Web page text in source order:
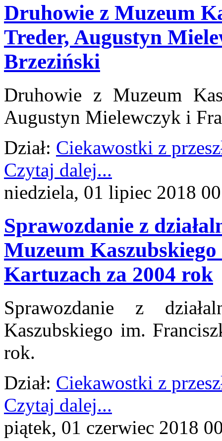
Druhowie z Muzeum
Treder, Augustyn
Brzeziński
Druhowie z Muzeum
Augustyn Mielewczyk i
Dział: Ciekawostki z
Czytaj dalej...
niedziela, 01 lipiec 2018
Sprawozdanie z
Muzeum
Kartuzach za 2004 rok
Sprawozdanie z
Kaszubskiego im.
rok.
Dział: Ciekawostki z
Czytaj dalej...
piątek, 01 czerwiec 2018